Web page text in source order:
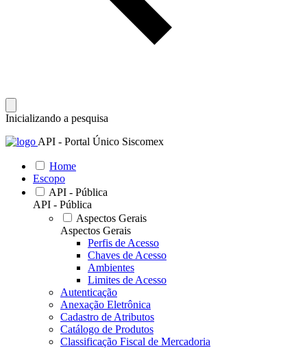
Inicializando a pesquisa
API - Portal Único Siscomex
Home
Escopo
API - Pública
API - Pública
Aspectos Gerais
Aspectos Gerais
Perfis de Acesso
Chaves de Acesso
Ambientes
Limites de Acesso
Autenticação
Anexação Eletrônica
Cadastro de Atributos
Catálogo de Produtos
Classificação Fiscal de Mercadoria